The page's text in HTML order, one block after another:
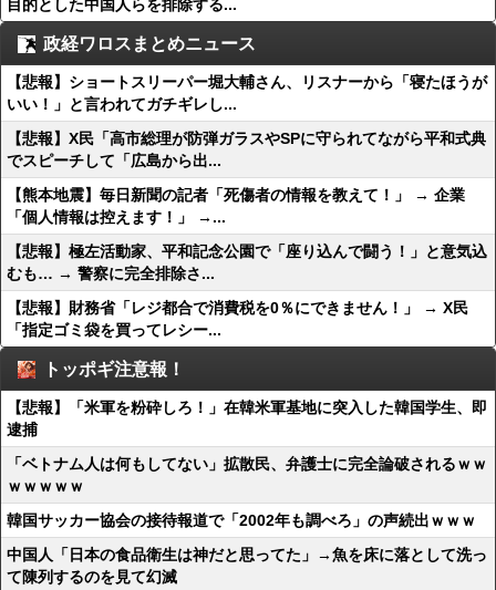
目的とした中国人らを排除する...
政経ワロスまとめニュース
【悲報】ショートスリーパー堀大輔さん、リスナーから「寝たほうが
いい！」と言われてガチギレし...
【悲報】X民「高市総理が防弾ガラスやSPに守られてながら平和式典
でスピーチして「広島から出...
【熊本地震】毎日新聞の記者「死傷者の情報を教えて！」 → 企業
「個人情報は控えます！」 →...
【悲報】極左活動家、平和記念公園で「座り込んで闘う！」と意気込
むも… → 警察に完全排除さ...
【悲報】財務省「レジ都合で消費税を0％にできません！」 → X民
「指定ゴミ袋を買ってレシー...
トッポギ注意報！
【悲報】「米軍を粉砕しろ！」在韓米軍基地に突入した韓国学生、即
逮捕
「ベトナム人は何もしてない」拡散民、弁護士に完全論破されるｗｗ
ｗｗｗｗｗ
韓国サッカー協会の接待報道で「2002年も調べろ」の声続出ｗｗｗ
中国人「日本の食品衛生は神だと思ってた」→魚を床に落として洗っ
て陳列するのを見て幻滅